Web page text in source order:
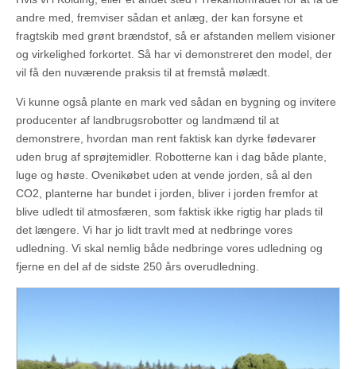
andre med, fremviser sådan et anlæg, der kan forsyne et
fragtskib med grønt brændstof, så er afstanden mellem visioner
og virkelighed forkortet. Så har vi demonstreret den model, der
vil få den nuværende praksis til at fremstå mølædt.
Vi kunne også plante en mark ved sådan en bygning og invitere
producenter af landbrugsrobotter og landmænd til at
demonstrere, hvordan man rent faktisk kan dyrke fødevarer
uden brug af sprøjtemidler. Robotterne kan i dag både plante,
luge og høste. Ovenikøbet uden at vende jorden, så al den
CO2, planterne har bundet i jorden, bliver i jorden fremfor at
blive udledt til atmosfæren, som faktisk ikke rigtig har plads til
det længere. Vi har jo lidt travlt med at nedbringe vores
udledning. Vi skal nemlig både nedbringe vores udledning og
fjerne en del af de sidste 250 års overudledning.